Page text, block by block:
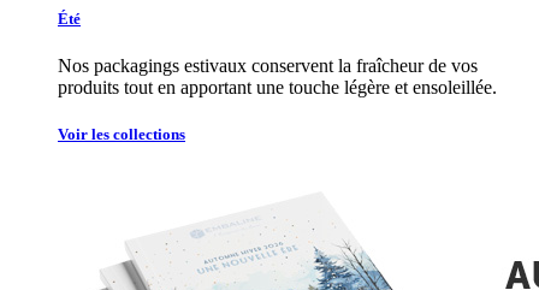
Été
Nos packagings estivaux conservent la fraîcheur de vos
produits tout en apportant une touche légère et ensoleillée.
Voir les collections